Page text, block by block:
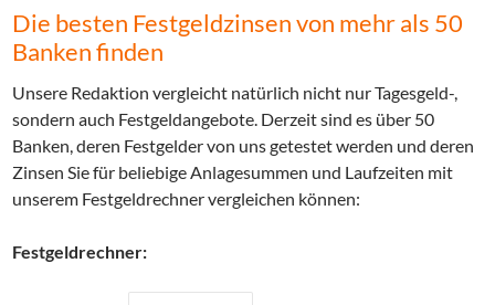
Die besten Festgeldzinsen von mehr als 50
Banken finden
Unsere Redaktion vergleicht natürlich nicht nur Tagesgeld-,
sondern auch Festgeldangebote. Derzeit sind es über 50
Banken, deren Festgelder von uns getestet werden und deren
Zinsen Sie für beliebige Anlagesummen und Laufzeiten mit
unserem Festgeldrechner vergleichen können:
Festgeldrechner: